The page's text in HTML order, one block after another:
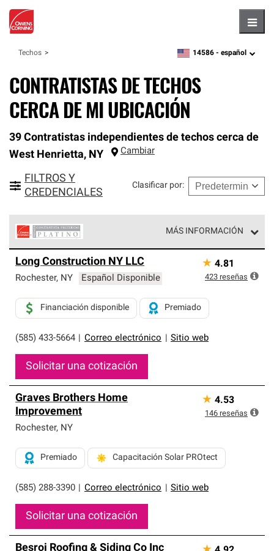
Techos zipcode,language
14586 - español
CONTRATISTAS DE TECHOS
CERCA DE MI UBICACIÓN
39 Contratistas independientes de techos cerca de
West Henrietta, NY Cambiar
FILTROS Y
CREDENCIALES
Clasificar por:
MÁS INFORMACIÓN
Corning constituyen el nivel superior de nuestra red
exclusiva y cumplen con estándares estrictos de
Solo ellos pueden ofrecer nuestra mejor garantía de
sistemas de techos.
Long Construction NY LLC
Rochester, NY Español Disponible
(585) 433-5664 Correo electrónico Sitio web
Financiación disponible Premiado
Solicitar una cotización
★ 4.81
423 reseñas
Graves Brothers Home
Improvement
Rochester, NY
(585) 288-3390 Correo electrónico Sitio web
Premiado Capacitación Solar PROtect
Solicitar una cotización
★ 4.53
146 reseñas
Besroi Roofing & Siding Co Inc